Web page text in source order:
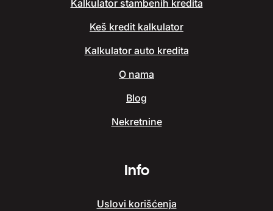
Kalkulator stambenih kredita
Keš kredit kalkulator
Kalkulator auto kredita
O nama
Blog
Nekretnine
Info
Uslovi korišćenja